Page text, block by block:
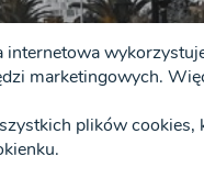
w
marketingowych.
plików cookies,